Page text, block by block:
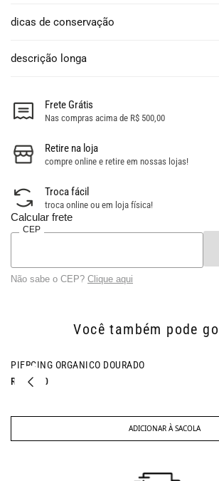
dicas de conservação
descrição longa
Frete Grátis
Nas compras acima de R$ 500,00
Retire na loja
compre online e retire em nossas lojas!
Troca fácil
troca online ou em loja física!
Calcular frete
CEP
Não sabe o CEP? Clique aqui
Você também pode
PIERCING ORGANICO DOURADO
R$ 97,00
ADICIONAR À SACOLA